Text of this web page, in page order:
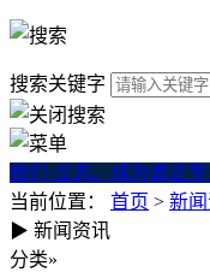
搜索关键字
我们·立志。成为真正
当前位置： 首页 > 新
2026太空
▶ 新闻资讯
分类»